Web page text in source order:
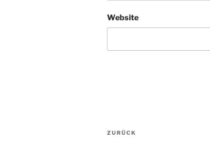
Website
Beitragsnavigation
Vorheriger
ZURÜCK